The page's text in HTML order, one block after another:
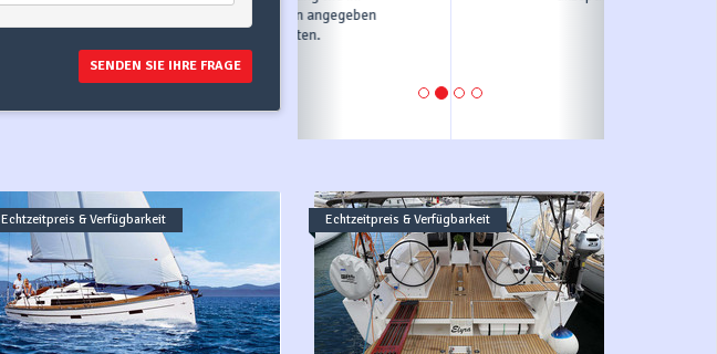
SENDEN SIE IHRE FRAGE
Echtzeitpreis & Verfügbarkeit Echtzeitpreis & Verfügbarkeit